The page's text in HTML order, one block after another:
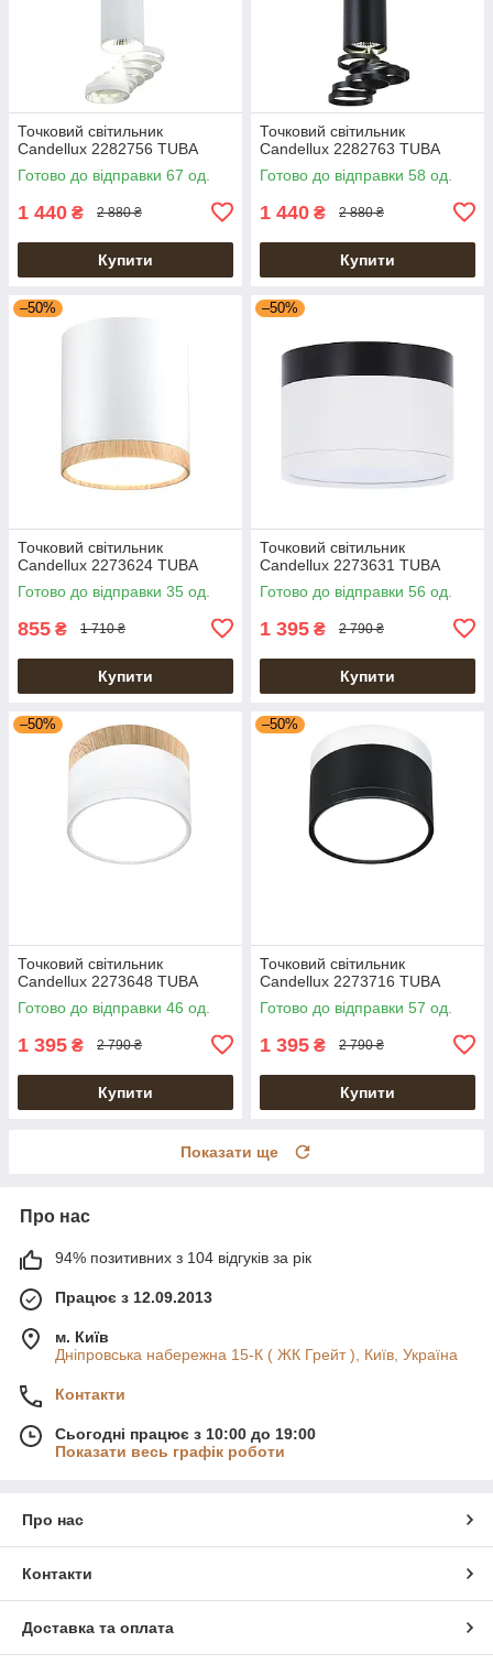
Точковий світильник
Candellux 2282756 TUBA
Готово до відправки 67 од.
1 440 ₴ 2 880 ₴
Купити
Точковий світильник
Candellux 2282763 TUBA
Готово до відправки 58 од.
1 440 ₴ 2 880 ₴
Купити
–50%
Точковий світильник
Candellux 2273624 TUBA
Готово до відправки 35 од.
855 ₴ 1 710 ₴
Купити
–50%
Точковий світильник
Candellux 2273631 TUBA
Готово до відправки 56 од.
1 395 ₴ 2 790 ₴
Купити
–50%
Точковий світильник
Candellux 2273648 TUBA
Готово до відправки 46 од.
1 395 ₴ 2 790 ₴
Купити
–50%
Точковий світильник
Candellux 2273716 TUBA
Готово до відправки 57 од.
1 395 ₴ 2 790 ₴
Купити
Показати ще
Про нас
94% позитивних з 104 відгуків за рік
Працює з 12.09.2013
м. Київ
Дніпровська набережна 15-К ( ЖК Грейт ), Київ, Україна
Контакти
Сьогодні працює з 10:00 до 19:00
Показати весь графік роботи
Про нас
Контакти
Доставка та оплата